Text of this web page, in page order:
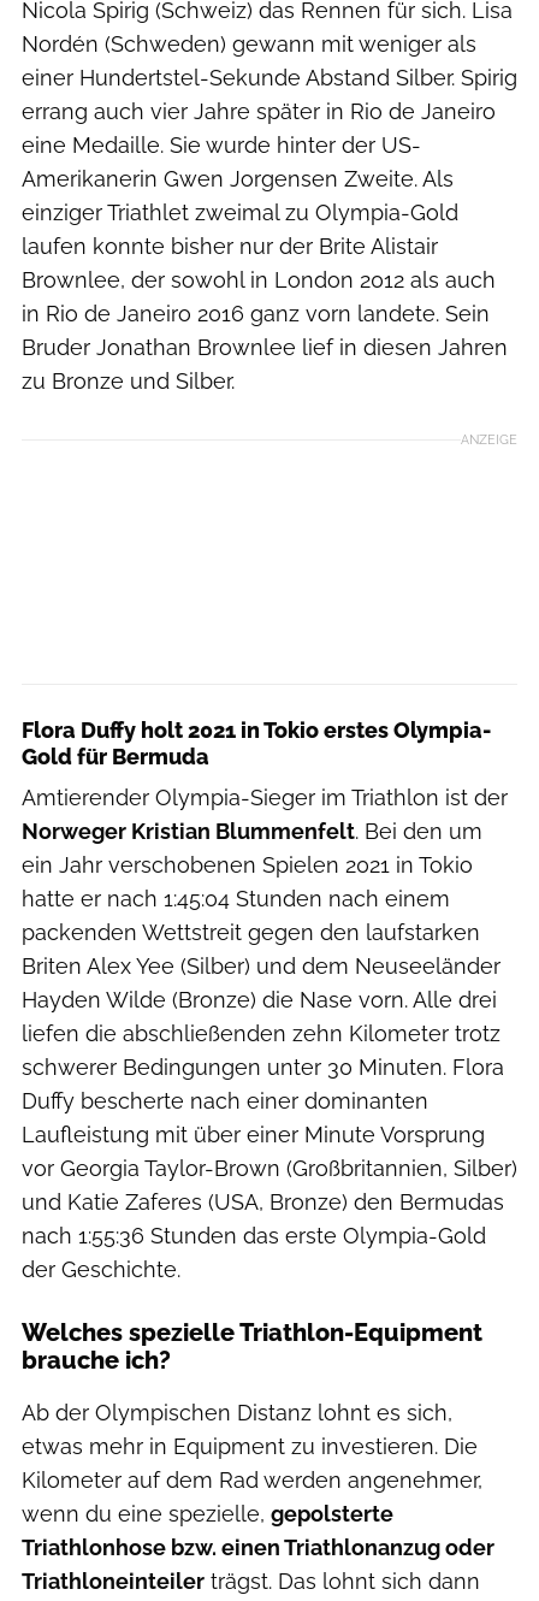
Nicola Spirig (Schweiz) das Rennen für sich. Lisa
Nordén (Schweden) gewann mit weniger als
einer Hundertstel-Sekunde Abstand Silber. Spirig
errang auch vier Jahre später in Rio de Janeiro
eine Medaille. Sie wurde hinter der US-
Amerikanerin Gwen Jorgensen Zweite. Als
einziger Triathlet zweimal zu Olympia-Gold
laufen konnte bisher nur der Brite Alistair
Brownlee, der sowohl in London 2012 als auch
in Rio de Janeiro 2016 ganz vorn landete. Sein
Bruder Jonathan Brownlee lief in diesen Jahren
zu Bronze und Silber.
ANZEIGE
Flora Duffy holt 2021 in Tokio erstes Olympia-
Gold für Bermuda
Amtierender Olympia-Sieger im Triathlon ist der
Norweger Kristian Blummenfelt. Bei den um
ein Jahr verschobenen Spielen 2021 in Tokio
hatte er nach 1:45:04 Stunden nach einem
packenden Wettstreit gegen den laufstarken
Briten Alex Yee (Silber) und dem Neuseeländer
Hayden Wilde (Bronze) die Nase vorn. Alle drei
liefen die abschließenden zehn Kilometer trotz
schwerer Bedingungen unter 30 Minuten. Flora
Duffy bescherte nach einer dominanten
Laufleistung mit über einer Minute Vorsprung
vor Georgia Taylor-Brown (Großbritannien, Silber)
und Katie Zaferes (USA, Bronze) den Bermudas
nach 1:55:36 Stunden das erste Olympia-Gold
der Geschichte.
Welches spezielle Triathlon-Equipment
brauche ich?
Ab der Olympischen Distanz lohnt es sich,
etwas mehr in Equipment zu investieren. Die
Kilometer auf dem Rad werden angenehmer,
wenn du eine spezielle, gepolsterte
Triathlonhose bzw. einen Triathlonanzug oder
Triathloneinteiler trägst. Das lohnt sich dann